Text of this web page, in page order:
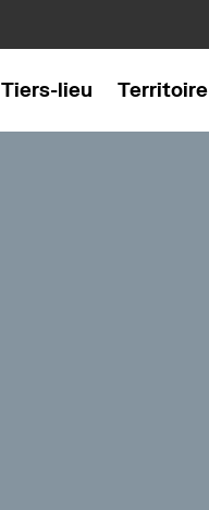
Tiers-lieu Territoire